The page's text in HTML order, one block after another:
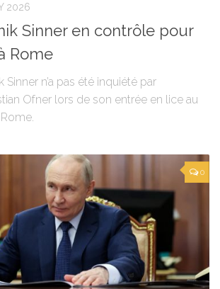
2026
Sinner en contrôle pour
Rome
Sinner n’a pas été inquiété par
Ofner lors de son entrée en lice au
0